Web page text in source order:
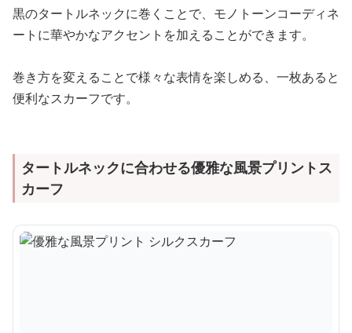
黒のタートルネックに巻くことで、モノトーンコーディネ
ートに華やかなアクセントを加えることができます。
巻き方を変えることで様々な表情を楽しめる、一枚あると
便利なスカーフです。
タートルネックに合わせる優雅な風景プリントス
カーフ